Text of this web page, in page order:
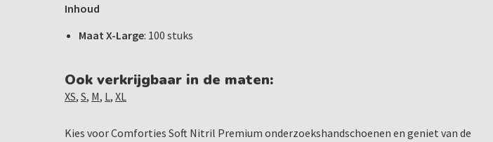
Inhoud
Maat X-Large: 100 stuks
Ook verkrijgbaar in de maten:
XS, S, M, L, XL
Kies voor Comforties Soft Nitril Premium onderzoekshandschoenen en geniet van de